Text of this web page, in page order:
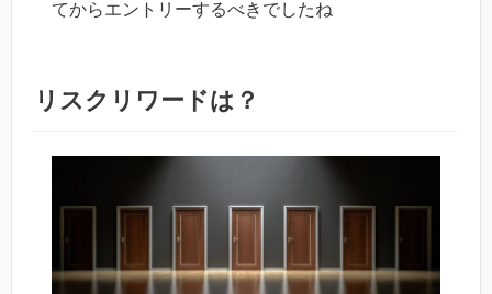
てからエントリーするべきでしたね
リスクリワードは？